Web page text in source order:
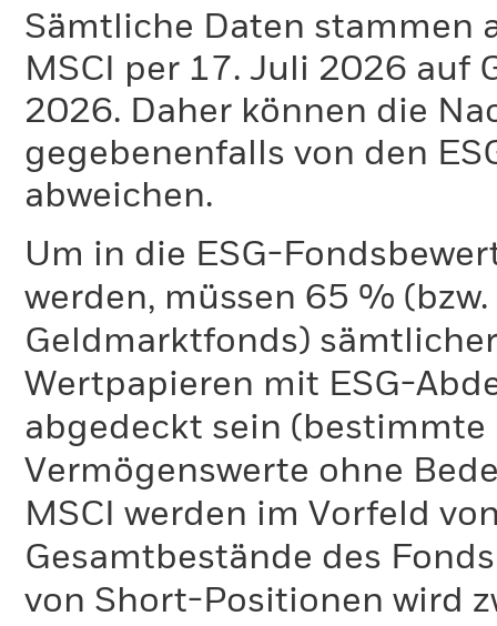
Sämtliche Daten stammen
MSCI per 17. Juli 2026 auf
2026. Daher können die
gegebenenfalls von den
abweichen.
Um in die ESG-
werden, müssen 65 %
Geldmarktfonds)
Wertpapieren mit ESG-
abgedeckt sein
Vermögenswerte ohne
MSCI werden im Vorfeld
Gesamtbestände des
von Short-Positionen wird